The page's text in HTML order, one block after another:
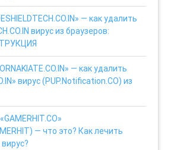
— как удалить
вирус из браузеров:
— как удалить
вирус (PUP.Notification.CO) из
— что это? Как лечить
вирус?